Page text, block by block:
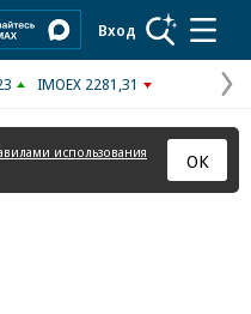
Вход
IMOEX 2281,31
использования
ОК